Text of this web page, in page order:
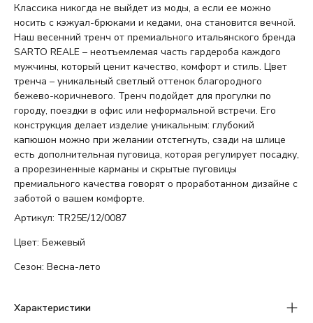
Классика никогда не выйдет из моды, а если ее можно
носить с кэжуал-брюками и кедами, она становится вечной.
Наш весенний тренч от премиального итальянского бренда
SARTO REALE – неотъемлемая часть гардероба каждого
мужчины, который ценит качество, комфорт и стиль. Цвет
тренча – уникальный светлый оттенок благородного
бежево-коричневого. Тренч подойдет для прогулки по
городу, поездки в офис или неформальной встречи. Его
конструкция делает изделие уникальным: глубокий
капюшон можно при желании отстегнуть, сзади на шлице
есть дополнительная пуговица, которая регулирует посадку,
а прорезиненные карманы и скрытые пуговицы
премиального качества говорят о проработанном дизайне с
заботой о вашем комфорте.
Артикул: TR25E/12/0087
Цвет: Бежевый
Сезон: Весна-лето
Характеристики